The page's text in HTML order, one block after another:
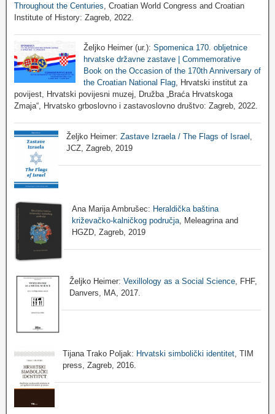
Throughout the Centuries , Croatian World Congress and Croatian
Institute of History: Zagreb, 2022.
Željko Heimer (ur.): Spomenica 170. obljetnice
hrvatske državne zastave | Commemorative
Book on the Occasion of the 170th Anniversary of
the Croatian National Flag, Hrvatski institut za
povijest, Hrvatski povijesni muzej, Družba „Braća Hrvatskoga
Zmaja“, Hrvatsko grboslovno i zastavoslovno društvo: Zagreb, 2022.
Željko Heimer:Zastave Izraela / The Flags of Israel
JCZ, Zagreb, 2019
Ana Marija Ambrušec: Heraldička baština
križevačko-kalničkog područja, Meleagrina and
HGZD, Zagreb, 2019
Željko Heimer:Vexillology as a Social Science , FHF,
Danvers, MA, 2017.
Tijana Trako Poljak: Hrvatski simbolički identitet , TIM
press, Zagreb, 2016.